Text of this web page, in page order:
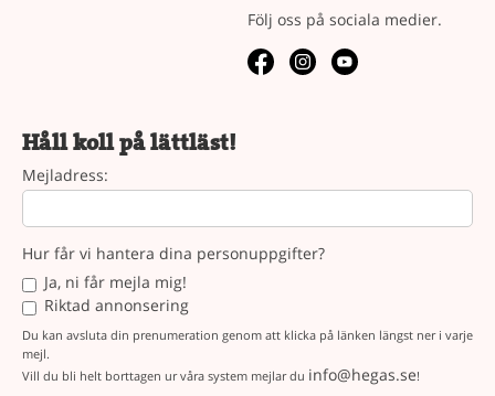
Följ oss på sociala medier.
Håll koll på lättläst!
Mejladress:
Hur får vi hantera dina personuppgifter?
Ja, ni får mejla mig!
Riktad annonsering
Du kan avsluta din prenumeration genom att klicka på länken längst ner i varje
mejl.
Vill du bli helt borttagen ur våra system mejlar du info@hegas.se!